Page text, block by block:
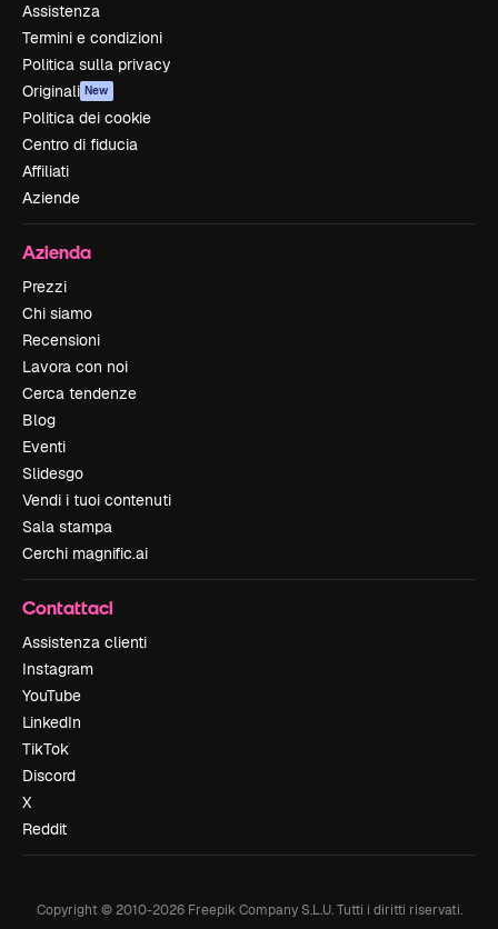
Assistenza
Termini e condizioni
Politica sulla privacy
Originali New
Politica dei cookie
Centro di fiducia
Affiliati
Aziende
Azienda
Prezzi
Chi siamo
Recensioni
Lavora con noi
Cerca tendenze
Blog
Eventi
Slidesgo
Vendi i tuoi contenuti
Sala stampa
Cerchi magnific.ai
Contattaci
Assistenza clienti
Instagram
YouTube
LinkedIn
TikTok
Discord
X
Reddit
Copyright © 2010-2026Freepik Company S.L.U. Tutti i diritti riservati.